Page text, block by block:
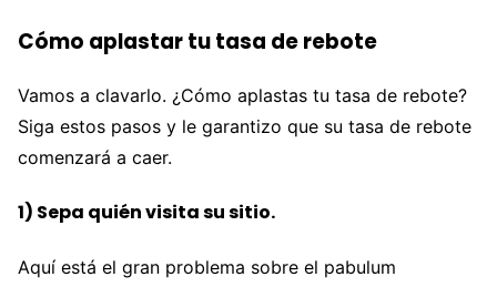
Cómo aplastar tu tasa de rebote
Vamos a clavarlo. ¿Cómo aplastas tu tasa de rebote?
Siga estos pasos y le garantizo que su tasa de rebote
comenzará a caer.
1) Sepa quién visita su sitio.
Aquí está el gran problema sobre el pabulum